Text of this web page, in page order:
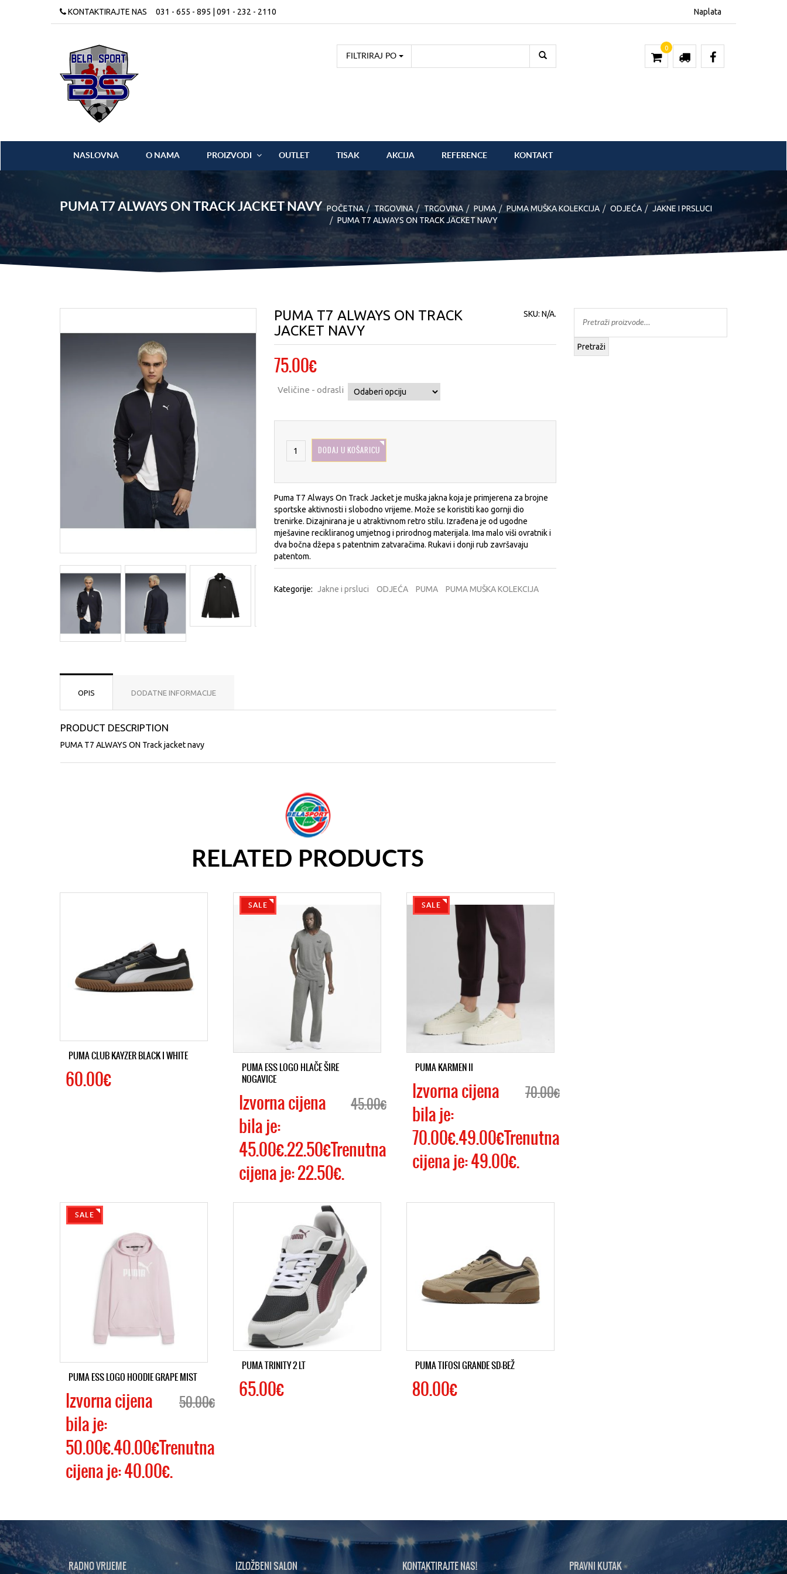
KONTAKTIRAJTE NAS 031 - 655 - 895 | 091 - 232 - 2110 Naplata
FILTRIRAJ PO
0
NASLOVNA O NAMA PROIZVODI OUTLET TISAK AKCIJA REFERENCE KONTAKT
PUMA T7 ALWAYS ON TRACK JACKET NAVY POČETNA TRGOVINA TRGOVINA PUMA PUMA MUŠKA KOLEKCIJA ODJEĆA
JAKNE I PRSLUCI
PUMA T7 ALWAYS ON TRACK JACKET NAVY
PUMA T7 ALWAYS ON TRACK
JACKET NAVY
SKU: N/A.
75.00€
Veličine - odrasli
DODAJ U KOŠARICU
Puma T7 Always On Track Jacket je muška jakna koja je primjerena za brojne
sportske aktivnosti i slobodno vrijeme. Može se koristiti kao gornji dio
trenirke. Dizajnirana je u atraktivnom retro stilu. Izrađena je od ugodne
mješavine recikliranog umjetnog i prirodnog materijala. Ima malo viši ovratnik i
dva bočna džepa s patentnim zatvaračima. Rukavi i donji rub završavaju
patentom.
Kategorije: Jakne i prsluci ODJEĆA PUMA PUMA MUŠKA KOLEKCIJA
OPIS DODATNE INFORMACIJE
PRODUCT DESCRIPTION
PUMA T7 ALWAYS ON Track jacket navy
RELATED PRODUCTS
PUMA CLUB KAYZER BLACK I WHITE
60.00€
SALE
PUMA ESS LOGO HLAČE ŠIRE
NOGAVICE
45.00€
Izvorna cijena
bila je:
45.00€.22.50€Trenutna
cijena je: 22.50€.
SALE
PUMA KARMEN II
70.00€
Izvorna cijena
bila je:
70.00€.49.00€Trenutna
cijena je: 49.00€.
SALE
PUMA ESS LOGO HOODIE GRAPE MIST
50.00€
Izvorna cijena
bila je:
50.00€.40.00€Trenutna
cijena je: 40.00€.
PUMA TRINITY 2 LT
65.00€
PUMA TIFOSI GRANDE SD-BEŽ
80.00€
Pretraži
RADNO VRIJEME IZLOŽBENI SALON KONTAKTIRAJTE NAS! PRAVNI KUTAK